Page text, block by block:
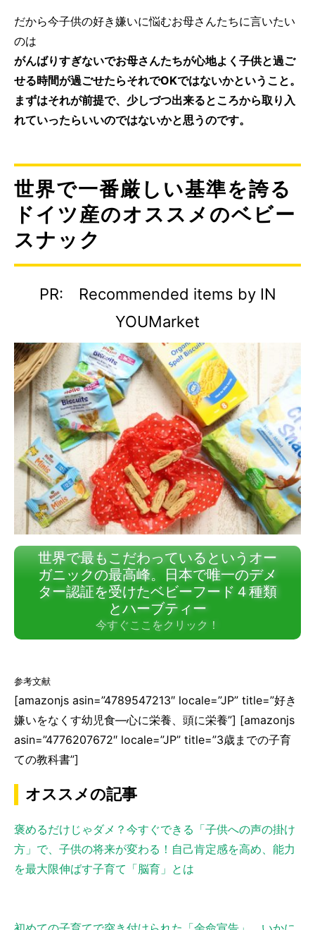
だから今子供の好き嫌いに悩むお母さんたちに言いたい
のは
がんばりすぎないでお母さんたちが心地よく子供と過ご
せる時間が過ごせたらそれでOKではないかということ。
まずはそれが前提で、少しづつ出来るところから取り入
れていったらいいのではないかと思うのです。
世界で一番厳しい基準を誇る
ドイツ産のオススメのベビー
スナック
PR: Recommended items by IN
YOUMarket
世界で最もこだわっているというオー
ガニックの最高峰。日本で唯一のデメ
ター認証を受けたベビーフード４種類
とハーブティー
今すぐここをクリック！
参考文献
[amazonjs asin=”4789547213″ locale=”JP” title=”好き
嫌いをなくす幼児食―心に栄養、頭に栄養”] [amazonjs
asin=”4776207672″ locale=”JP” title=”3歳までの子育
ての教科書”]
オススメの記事
褒めるだけじゃダメ？今すぐできる「子供への声の掛け
方」で、子供の将来が変わる！自己肯定感を高め、能力
を最大限伸ばす子育て「脳育」とは